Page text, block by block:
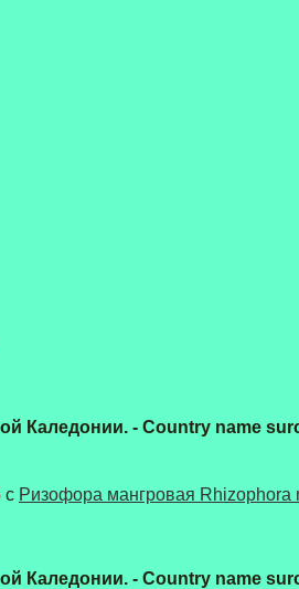
Каледонии. - Country name
c Ризофора мангровая Rhizophora
Каледонии. - Country name